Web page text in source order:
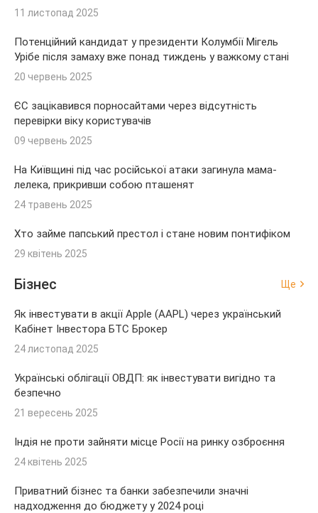
11 листопад 2025
Потенційний кандидат у президенти Колумбії Мігель
Урібе після замаху вже понад тиждень у важкому стані
20 червень 2025
ЄС зацікавився порносайтами через відсутність
перевірки віку користувачів
09 червень 2025
На Київщині під час російської атаки загинула мама-
лелека, прикривши собою пташенят
24 травень 2025
Хто займе папський престол і стане новим понтифіком
29 квітень 2025
Бізнес Ще
Як інвестувати в акції Apple (AAPL) через український
Кабінет Інвестора БТС Брокер
24 листопад 2025
Українські облігації ОВДП: як інвестувати вигідно та
безпечно
21 вересень 2025
Індія не проти зайняти місце Росії на ринку озброєння
24 квітень 2025
Приватний бізнес та банки забезпечили значні
надходження до бюджету у 2024 році